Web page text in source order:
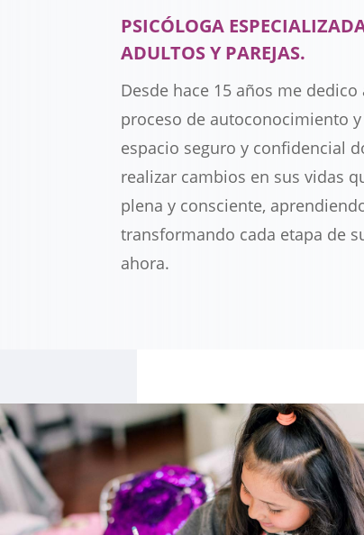
PSICÓLOGA
ADULTOS Y PAREJAS.
Desde hace 15 años me
proceso de autoconocimiento
espacio seguro y confidencial
realizar cambios en sus vidas
plena y consciente,
transformando cada etapa de
ahora.